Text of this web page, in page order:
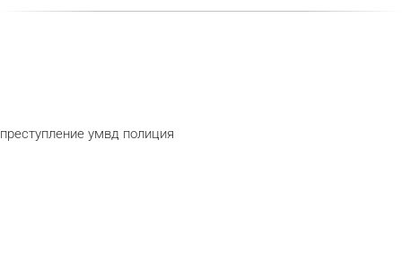
преступление умвд полиция